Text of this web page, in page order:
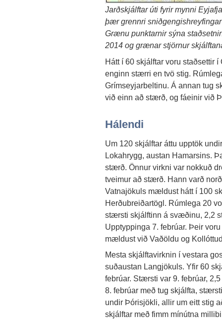
Jarðskjálftar úti fyrir mynni
þær grennri
Grænu punktarnir sýna
2014 og grænar stjörnur
Hátt í 60 skjálftar voru staðsettir
enginn stærri en tvö stig.
Grímseyjarbeltinu. Á annan tug
við einn að stærð, og fáeinir við
Hálendi
Um 120 skjálftar áttu upptök
Lokahrygg, austan Hamarsins.
stærð. Önnur virkni var nokkuð
tveimur að stærð. Hann varð
Vatnajökuls mældust hátt í 100
Herðubreiðartögl. Rúmlega 20
stærsti skjálftinn á svæðinu, 2,2
Upptyppinga 7. febrúar. Þeir
mældust við Vaðöldu og
Mesta skjálftavirknin í vestara
suðaustan Langjökuls. Yfir 60
febrúar. Stærsti var 9. febrúar,
8. febrúar með tug skjálfta,
undir Þórisjökli, allir um eitt stig
skjálftar með fimm mínútna